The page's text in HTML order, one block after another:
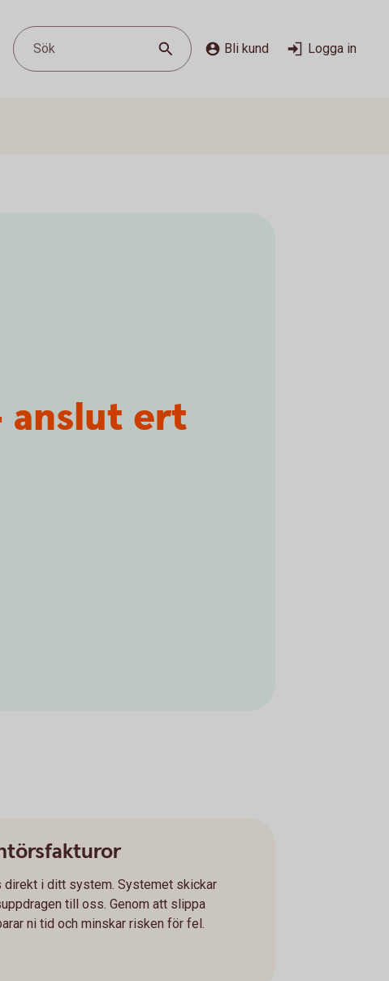
Sök Bli kund Logga in
anslut ert
direkt i ditt system. Systemet skickar
till oss. Genom att slippa
ni tid och minskar risken för fel.